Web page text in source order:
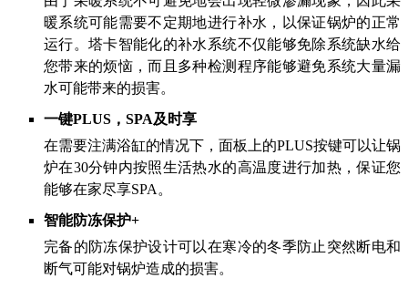
暖系统可能需要不定期地进行补水，以保证锅炉的正常
运行。塔卡智能化的补水系统不仅能够免除系统缺水给
您带来的烦恼，而且多种检测程序能够避免系统大量漏
水可能带来的损害。
一键PLUS，SPA及时享
在需要注满浴缸的情况下，面板上的PLUS按键可以让锅
炉在30分钟内按照生活热水的高温度进行加热，保证您
能够在家尽享SPA。
智能防冻保护+
完备的防冻保护设计可以在寒冷的冬季防止突然断电和
断气可能对锅炉造成的损害。